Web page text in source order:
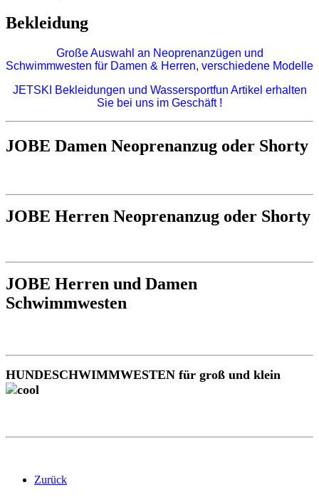
Bekleidung
Große Auswahl an Neoprenanzügen und
Schwimmwesten für Damen & Herren, verschiedene Modelle
JETSKI Bekleidungen und Wassersportfun Artikel erhalten
Sie bei uns im Geschäft !
JOBE Damen Neoprenanzug oder Shorty
JOBE Herren Neoprenanzug oder Shorty
JOBE Herren und Damen
Schwimmwesten
HUNDESCHWIMMWESTEN für groß und klein
Zurück